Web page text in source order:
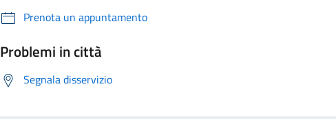
Prenota un appuntamento
Problemi in città
Segnala disservizio